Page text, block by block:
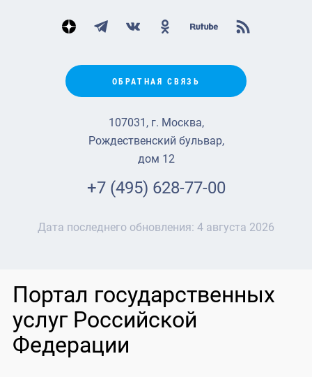
ОБРАТНАЯ СВЯЗЬ
107031, г. Москва,
Рождественский бульвар,
дом 12
+7 (495) 628-77-00
Дата последнего обновления: 4 августа 2026
Портал государственных
услуг Российской
Федерации